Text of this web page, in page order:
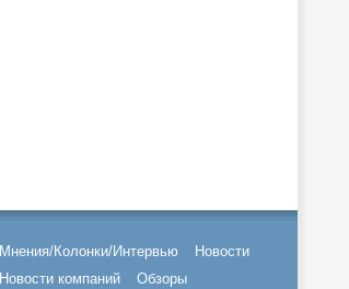
Мнения/Колонки/Интервью
Новости
Новости компаний
Обзоры